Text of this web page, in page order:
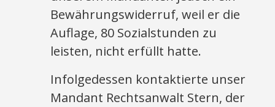
Bewährungswiderruf, weil er die
Auflage, 80 Sozialstunden zu
leisten, nicht erfüllt hatte.
Infolgedessen kontaktierte unser
Mandant Rechtsanwalt Stern, der